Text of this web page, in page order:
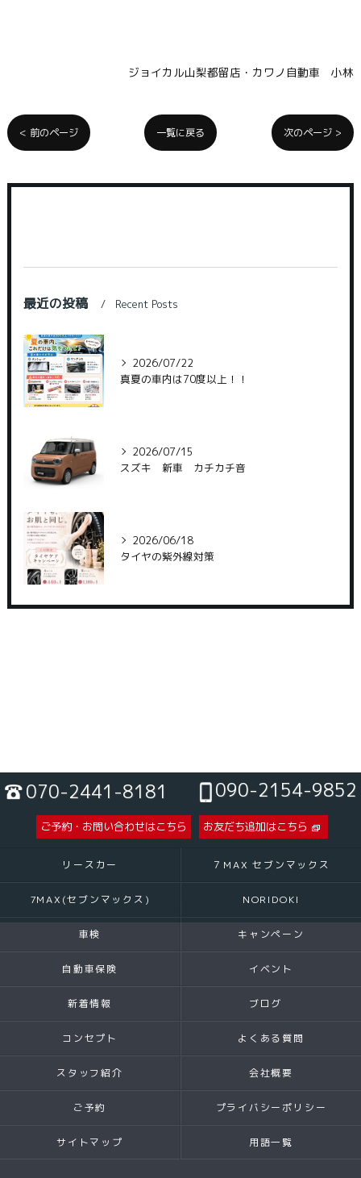
ジョイカル山梨都留店・カワノ自動車 小林
< 前のページ 一覧に戻る 次のページ >
最近の投稿 Recent Posts
2026/07/22
真夏の車内は70度以上！！
2026/07/15
スズキ 新車 カチカチ音
2026/06/18
タイヤの紫外線対策
070-2441-8181 090-2154-9852
ご予約・お問い合わせはこちら お友だち追加はこちら
リースカー ７MAX セブンマックス
7MAX(セブンマックス) NORIDOKI
車検 キャンペーン
自動車保険 イベント
新着情報 ブログ
コンセプト よくある質問
スタッフ紹介 会社概要
ご予約 プライバシーポリシー
サイトマップ 用語一覧